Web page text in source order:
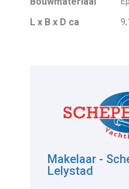
L x B x D ca
Makelaar -
Lelystad